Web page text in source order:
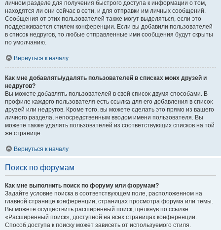
личном разделе для получения быстрого доступа к информации о том,
находятся ли они сейчас в сети, и для отправки им личных сообщений.
Сообщения от этих пользователей также могут выделяться, если это
поддерживается стилем конференции. Если вы добавили пользователей
в список недругов, то любые отправленные ими сообщения будут скрыты
по умолчанию.
Вернуться к началу
Как мне добавлять/удалять пользователей в списках моих друзей и
недругов?
Вы можете добавлять пользователей в свой список двумя способами. В
профиле каждого пользователя есть ссылка для его добавления в список
друзей или недругов. Кроме того, вы можете сделать это прямо из вашего
личного раздела, непосредственным вводом имени пользователя. Вы
можете также удалять пользователей из соответствующих списков на той
же странице.
Вернуться к началу
Поиск по форумам
Как мне выполнить поиск по форуму или форумам?
Задайте условие поиска в соответствующем поле, расположенном на
главной странице конференции, страницах просмотра форума или темы.
Вы можете осуществить расширенный поиск, щёлкнув по ссылке
«Расширенный поиск», доступной на всех страницах конференции.
Способ доступа к поиску может зависеть от используемого стиля.